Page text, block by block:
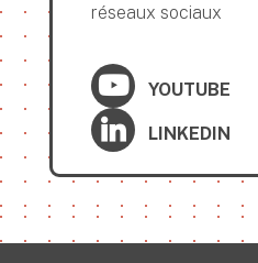
réseaux sociaux
YOUTUBE
LINKEDIN